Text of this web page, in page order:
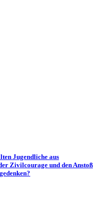
Jugendliche aus
Zivilcourage und den Anstoß